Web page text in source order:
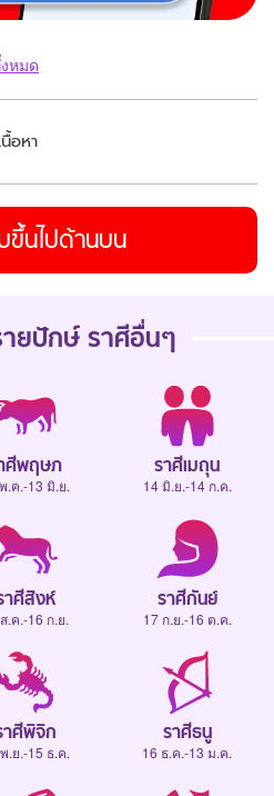
หมด
อหา
ขึ้นไปด้านบน
ยปักษ์ราศีอื่นๆ
ศีพฤษภ
.ค.-13 มิ.ย.
ราศีเมถุน
14 มิ.ย.-14 ก.ค.
าศีสิงห์
.ค.-16 ก.ย.
ราศีกันย์
17 ก.ย.-16 ต.ค.
าศีพิจิก
.ย.-15 ธ.ค.
ราศีธนู
16 ธ.ค.-13 ม.ค.